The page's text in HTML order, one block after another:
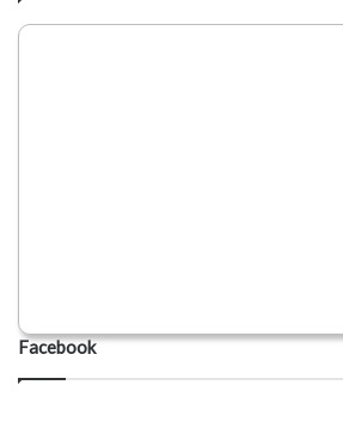
Facebook